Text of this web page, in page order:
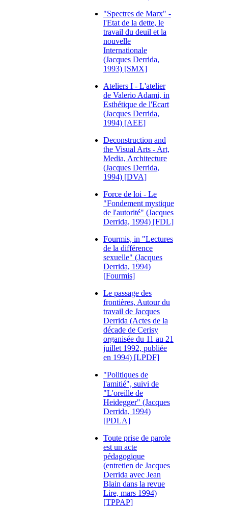
"Spectres de Marx" -
l'Etat de la dette, le
travail du deuil et la
nouvelle
Internationale
(Jacques Derrida,
1993) [SMX]
Ateliers I - L'atelier
de Valerio Adami, in
Esthétique de l'Ecart
(Jacques Derrida,
1994) [AEE]
Deconstruction and
the Visual Arts - Art,
Media, Architecture
(Jacques Derrida,
1994) [DVA]
Force de loi - Le
"Fondement mystique
de l'autorité" (Jacques
Derrida, 1994) [FDL]
Fourmis, in "Lectures
de la différence
sexuelle" (Jacques
Derrida, 1994)
[Fourmis]
Le passage des
frontières, Autour du
travail de Jacques
Derrida (Actes de la
décade de Cerisy
organisée du 11 au 21
juillet 1992, publiée
en 1994) [LPDF]
"Politiques de
l'amitié", suivi de
"L'oreille de
Heidegger" (Jacques
Derrida, 1994)
[PDLA]
Toute prise de parole
est un acte
pédagogique
(entretien de Jacques
Derrida avec Jean
Blain dans la revue
Lire, mars 1994)
[TPPAP]